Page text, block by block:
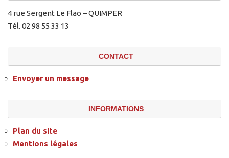
4 rue Sergent Le Flao – QUIMPER
Tél. 02 98 55 33 13
CONTACT
Envoyer un message
INFORMATIONS
Plan du site
Mentions légales